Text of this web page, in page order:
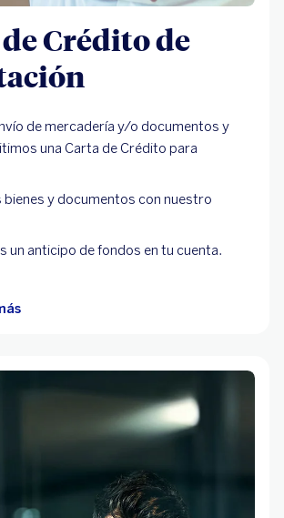
Crédito de
de mercadería y/o documentos y
una Carta de Crédito para
bienes y documentos con nuestro
un anticipo de fondos en tu cuenta.